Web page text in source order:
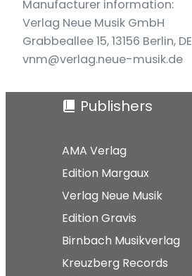
Manufacturer information:
Verlag Neue Musik GmbH
Grabbeallee 15, 13156 Berlin, DE
vnm@verlag.neue-musik.de
Publishers
AMA Verlag
Edition Margaux
Verlag Neue Musik
Edition Gravis
Birnbach Musikverlag
Kreuzberg Records